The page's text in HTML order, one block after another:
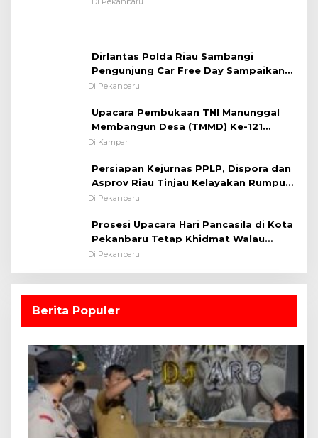
Dirlantas Polda Riau Sambangi
Pengunjung Car Free Day Sampaikan
Pesan Edukasi Kamtibmas &
Di Pekanbaru
Upacara Pembukaan TNI Manunggal
Membangun Desa (TMMD) Ke-121
Kodim 0313/KPR Tahun 2024) ?
Di Kampar
Persiapan Kejurnas PPLP, Dispora dan
Asprov Riau Tinjau Kelayakan Rumput
Lapangan Sepakbola
Di Pekanbaru
Prosesi Upacara Hari Pancasila di Kota
Pekanbaru Tetap Khidmat Walau
Dalam Ruangan
Di Pekanbaru
Berita Populer